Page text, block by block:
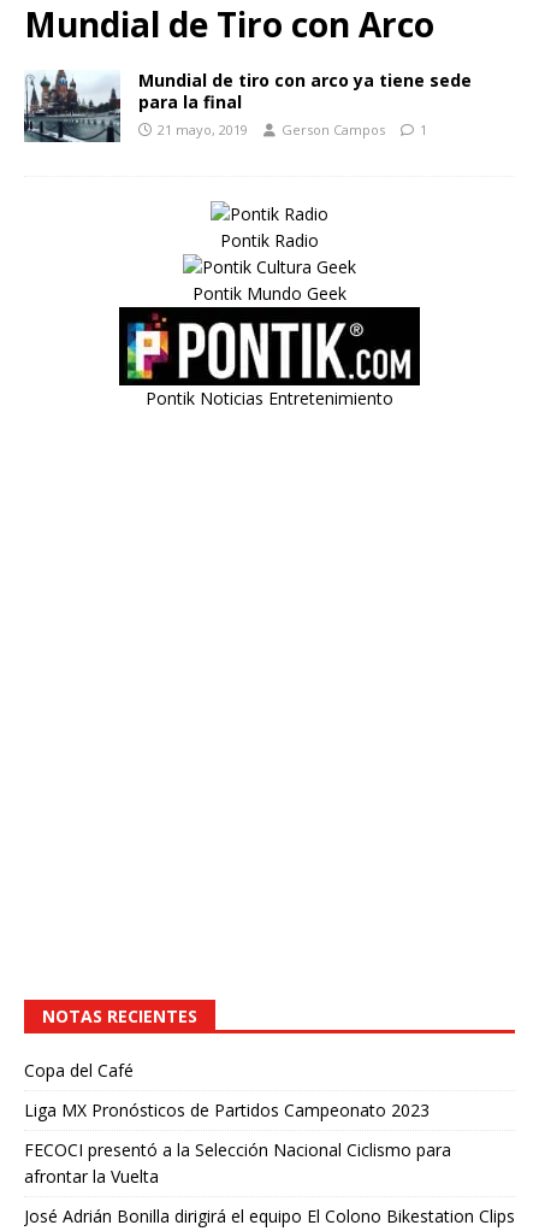
Mundial de Tiro con Arco
Mundial de tiro con arco ya tiene sede
para la final
21 mayo, 2019 Gerson Campos 1
Pontik Radio
Pontik Mundo Geek
Pontik Noticias Entretenimiento
NOTAS RECIENTES
Copa del Café
Liga MX Pronósticos de Partidos Campeonato 2023
FECOCI presentó a la Selección Nacional Ciclismo para
afrontar la Vuelta
José Adrián Bonilla dirigirá el equipo El Colono Bikestation Clips